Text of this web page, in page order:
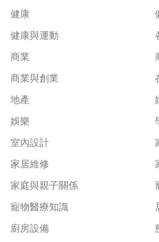
健康
健康與運動
商業
商業與創業
地產
娛樂
室內設計
家居維修
家庭與親子關係
寵物醫療知識
廚房設備